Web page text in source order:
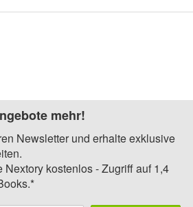
mehr!
Newsletter und erhalte exklusive
Nextory kostenlos - Zugriff auf 1,4